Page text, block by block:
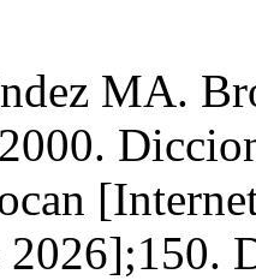
MA.
2026];150.